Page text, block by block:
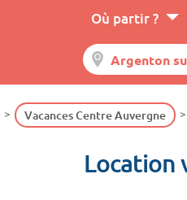
Où partir ?
Vacances Centre Auvergne
Location